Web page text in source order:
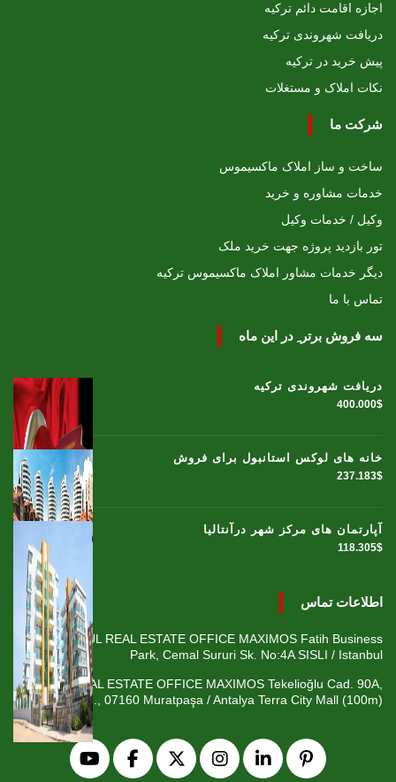
اجازه اقامت دائم ترکیه
دریافت شهروندی ترکیه
پیش خرید در ترکیه
نکات املاک و مستغلات
شرکت ما
ساخت و ساز املاک ماکسیموس
خدمات مشاوره و خرید
وکیل / خدمات وکیل
تور بازدید پروژه جهت خرید ملک
دیگر خدمات مشاور املاک ماکسیموس ترکیه
تماس با ما
سه فروش برتر ِ در این ماه
دریافت شهروندی ترکیه
400.000$
خانه های لوکس استانبول برای فروش
237.183$
آپارتمان های مرکز شهر درآنتالیا
118.305$
اطلاعات تماس
ISTANBUL REAL ESTATE OFFICE MAXIMOS Fatih Business
Park, Cemal Sururi Sk. No:4A SISLI / Istanbul
ANTALYA REAL ESTATE OFFICE MAXIMOS Tekelioğlu Cad. 90A,
Fener Mah., 07160 Muratpaşa / Antalya Terra City Mall (100m)